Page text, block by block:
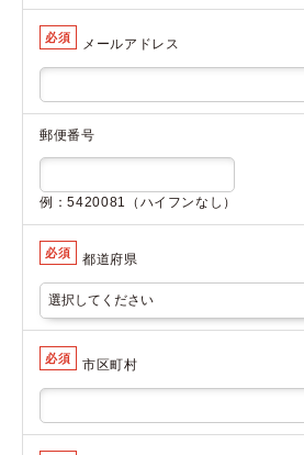
必須 メールアドレス
郵便番号
例：5420081（ハイフンなし）
必須 都道府県
必須 市区町村